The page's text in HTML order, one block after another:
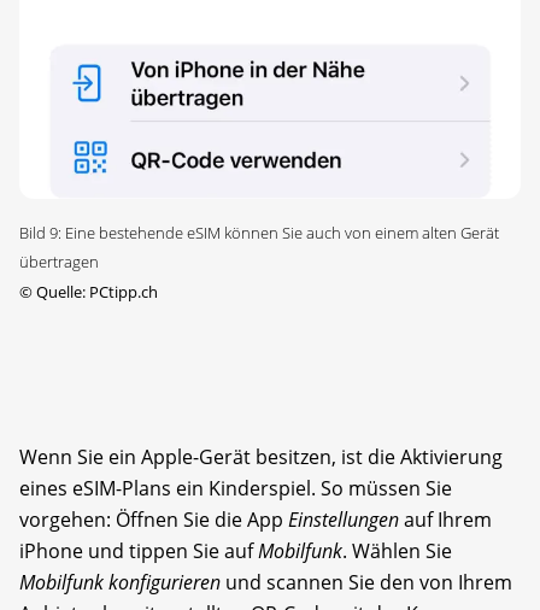
Bild 9: Eine bestehende eSIM können Sie auch von einem alten Gerät
übertragen
©Quelle: PCtipp.ch
Wenn Sie ein Apple-Gerät besitzen, ist die Aktivierung
eines eSIM-Plans ein Kinderspiel. So müssen Sie
vorgehen: Öffnen Sie die App Einstellungenauf Ihrem
iPhone und tippen Sie aufMobilfunk. Wählen Sie
Mobilfunk konfigurieren und scannen Sie den von Ihrem